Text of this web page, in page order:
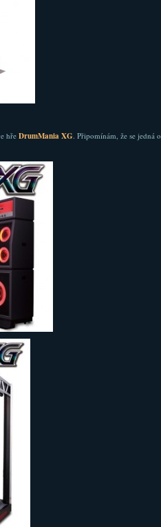
hřeDrumMania XG. Připomínám, že se jedná o